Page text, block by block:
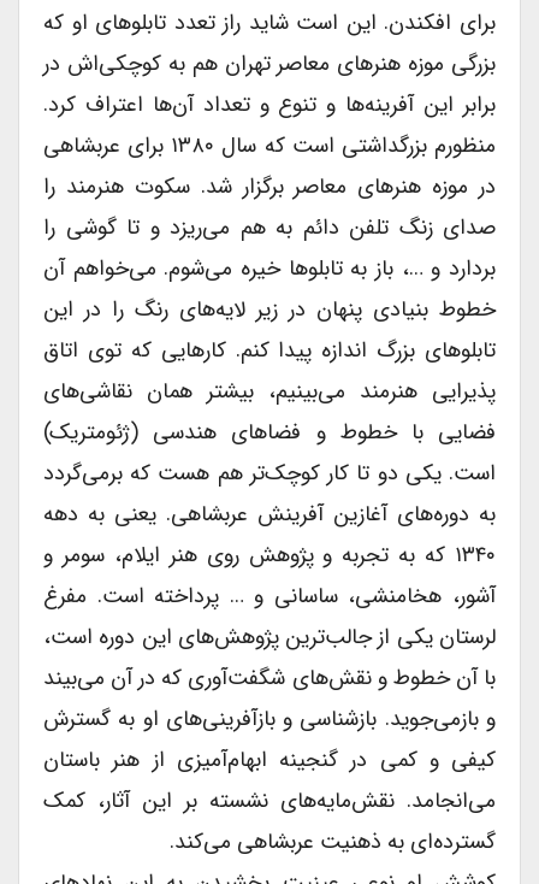
براى افکندن. این است شاید راز تعدد تابلوهاى او که
بزرگى موزه هنرهاى معاصر تهران هم به کوچکی‌اش در
برابر این آفرینه‌ها و تنوع و تعداد آن‌ها اعتراف کرد.
منظورم بزرگداشتى است که سال ۱۳۸۰ براى عربشاهى
در موزه هنرهاى معاصر برگزار شد. سکوت هنرمند را
صداى زنگ تلفن دائم به هم می‌ریزد و تا گوشى را
بردارد و …، باز به تابلوها خیره می‌شوم. می‌خواهم آن
خطوط بنیادى پنهان در زیر لایه‌های رنگ را در این
تابلوهاى بزرگ اندازه پیدا کنم. کارهایى که توى اتاق
پذیرایى هنرمند می‌بینیم، بیشتر همان نقاشی‌های
فضایى با خطوط و فضاهاى هندسى (ژئومتریک)
است. یکى دو تا کار کوچک‌تر هم هست که برمی‌گردد
به دوره‌های آغازین آفرینش عربشاهى. یعنى به دهه
۱۳۴۰ که به تجربه و پژوهش روى هنر ایلام، سومر و
آشور، هخامنشى، ساسانى و … پرداخته است. مفرغ
لرستان یکى از جالب‌ترین پژوهش‌های این دوره است،
با آن خطوط و نقش‌های شگفت‌آوری که در آن می‌بیند
و بازمی‌جوید. بازشناسى و بازآفرینی‌های او به گسترش
کیفى و کمى در گنجینه ابهام‌آمیزی از هنر باستان
می‌انجامد. نقش‌مایه‌های نشسته بر این آثار، کمک
گسترده‌ای به ذهنیت عربشاهى می‌کند.